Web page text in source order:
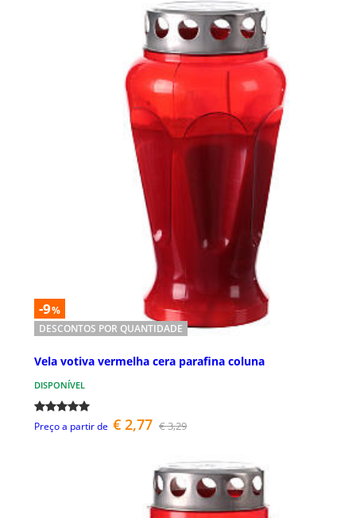
-9%
DESCONTOS POR QUANTIDADE
Vela votiva vermelha cera parafina coluna
DISPONÍVEL
Preço a partir de € 2,77 € 3,29